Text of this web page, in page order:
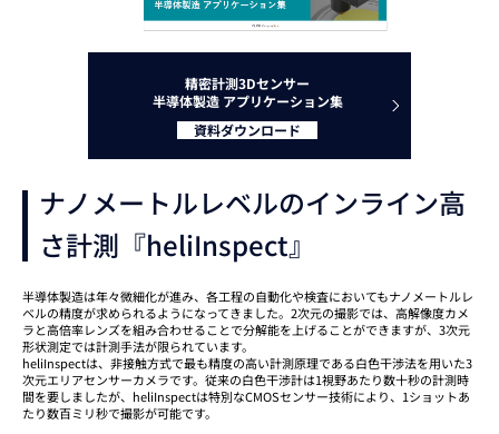
精密計測3Dセンサー
半導体製造 アプリケーション集
資料ダウンロード
ナノメートルレベルのインライン高
さ計測『heliInspect』
半導体製造は年々微細化が進み、各工程の自動化や検査においてもナノメートルレ
ベルの精度が求められるようになってきました。2次元の撮影では、高解像度カメ
ラと高倍率レンズを組み合わせることで分解能を上げることができますが、3次元
形状測定では計測手法が限られています。
heliInspectは、非接触方式で最も精度の高い計測原理である白色干渉法を用いた3
次元エリアセンサーカメラです。従来の白色干渉計は1視野あたり数十秒の計測時
間を要しましたが、heliInspectは特別なCMOSセンサー技術により、1ショットあ
たり数百ミリ秒で撮影が可能です。